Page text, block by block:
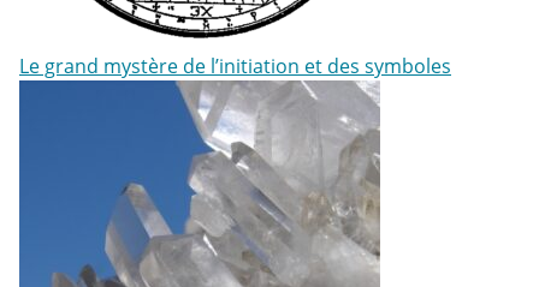
Le grand mystère de l’initiation et des symboles